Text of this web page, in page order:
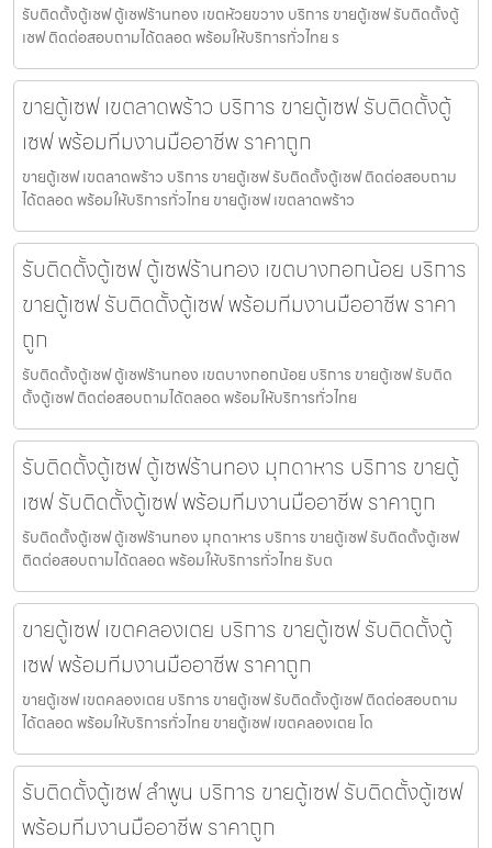
รับติดตั้งตู้เซฟ ตู้เซฟร้านทอง เขตห้วยขวาง บริการ ขายตู้เซฟ รับติดตั้งตู้
เซฟ ติดต่อสอบถามได้ตลอด พร้อมให้บริการทั่วไทย ร
ขายตู้เซฟ เขตลาดพร้าว บริการ ขายตู้เซฟ รับติดตั้งตู้
เซฟ พร้อมทีมงานมืออาชีพ ราคาถูก
ขายตู้เซฟ เขตลาดพร้าว บริการ ขายตู้เซฟ รับติดตั้งตู้เซฟ ติดต่อสอบถาม
ได้ตลอด พร้อมให้บริการทั่วไทย ขายตู้เซฟ เขตลาดพร้าว
รับติดตั้งตู้เซฟ ตู้เซฟร้านทอง เขตบางกอกน้อย บริการ
ขายตู้เซฟ รับติดตั้งตู้เซฟ พร้อมทีมงานมืออาชีพ ราคา
ถูก
รับติดตั้งตู้เซฟ ตู้เซฟร้านทอง เขตบางกอกน้อย บริการ ขายตู้เซฟ รับติด
ตั้งตู้เซฟ ติดต่อสอบถามได้ตลอด พร้อมให้บริการทั่วไทย
รับติดตั้งตู้เซฟ ตู้เซฟร้านทอง มุกดาหาร บริการ ขายตู้
เซฟ รับติดตั้งตู้เซฟ พร้อมทีมงานมืออาชีพ ราคาถูก
รับติดตั้งตู้เซฟ ตู้เซฟร้านทอง มุกดาหาร บริการ ขายตู้เซฟ รับติดตั้งตู้เซฟ
ติดต่อสอบถามได้ตลอด พร้อมให้บริการทั่วไทย รับต
ขายตู้เซฟ เขตคลองเตย บริการ ขายตู้เซฟ รับติดตั้งตู้
เซฟ พร้อมทีมงานมืออาชีพ ราคาถูก
ขายตู้เซฟ เขตคลองเตย บริการ ขายตู้เซฟ รับติดตั้งตู้เซฟ ติดต่อสอบถาม
ได้ตลอด พร้อมให้บริการทั่วไทย ขายตู้เซฟ เขตคลองเตย โด
รับติดตั้งตู้เซฟ ลำพูน บริการ ขายตู้เซฟ รับติดตั้งตู้เซฟ
พร้อมทีมงานมืออาชีพ ราคาถูก